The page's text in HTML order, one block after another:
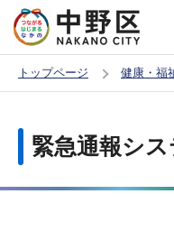
の
ー
頭
トップページ 健康・福
緊急通報シス